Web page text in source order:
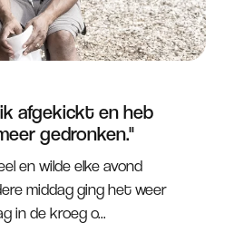
afgekickt en heb
gedronken."
en wilde elke avond
middag ging het weer
in de kroeg o...